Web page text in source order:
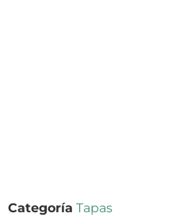
Categoría Tapas